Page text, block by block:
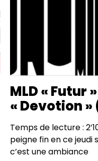
MLD « Futur
« Devotion »
Temps de lecture :
peigne fin en ce jeudi
c’est une ambiance